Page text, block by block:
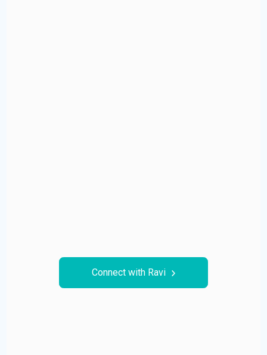
Connect with Ravi